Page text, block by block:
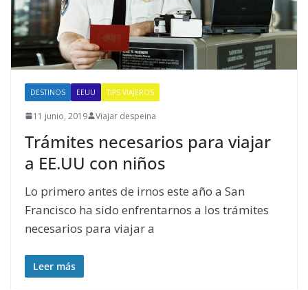
DESTINOS EEUU TIPS VIAJEROS
11 junio, 2019 Viajar despeina
Trámites necesarios para viajar
a EE.UU con niños
Lo primero antes de irnos este año a San
Francisco ha sido enfrentarnos a los trámites
necesarios para viajar a
Leer más